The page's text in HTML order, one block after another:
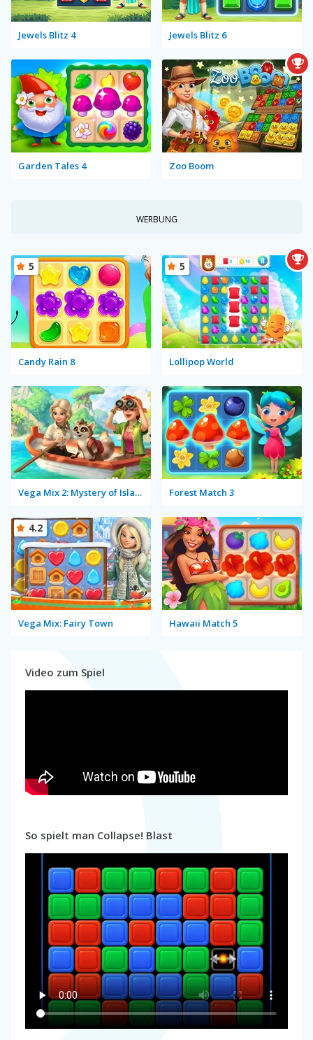
Jewels Blitz 4 Jewels Blitz 6
Garden Tales 4 Zoo Boom
WERBUNG
Candy Rain 8
5
Lollipop World
5
Vega Mix 2: Mystery of Island Forest Match 3
Vega Mix: Fairy Town
4.2
Hawaii Match 5
Video zum Spiel
So spielt man Collapse! Blast